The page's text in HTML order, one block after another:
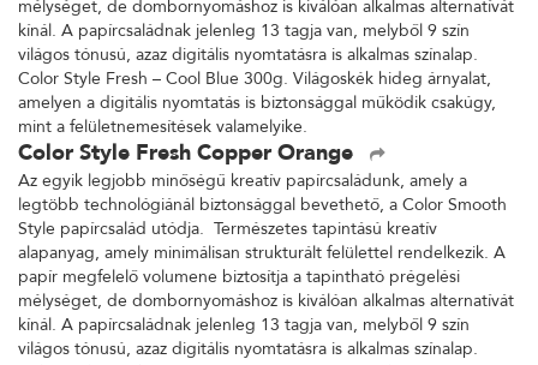
mélységet, de dombornyomáshoz is kiválóan alkalmas alternatívát
kínál. A papírcsaládnak jelenleg 13 tagja van, melyből 9 szín
világos tónusú, azaz digitális nyomtatásra is alkalmas színalap.
Color Style Fresh – Cool Blue 300g. Világoskék hideg árnyalat,
amelyen a digitális nyomtatás is biztonsággal működik csakúgy,
mint a felületnemesítések valamelyike.
Color Style Fresh Copper Orange
Az egyik legjobb minőségű kreatív papírcsaládunk, amely a
legtöbb technológiánál biztonsággal bevethető, a Color Smooth
Style papírcsalád utódja. Természetes tapintású kreatív
alapanyag, amely minimálisan strukturált felülettel rendelkezik. A
papír megfelelő volumene biztosítja a tapintható prégelési
mélységet, de dombornyomáshoz is kiválóan alkalmas alternatívát
kínál. A papírcsaládnak jelenleg 13 tagja van, melyből 9 szín
világos tónusú, azaz digitális nyomtatásra is alkalmas színalap.